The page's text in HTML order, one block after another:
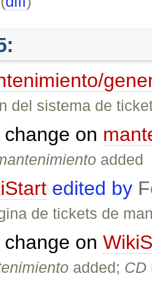
del sistema de
change on
added
edited by
de tickets de
change on
added; CD